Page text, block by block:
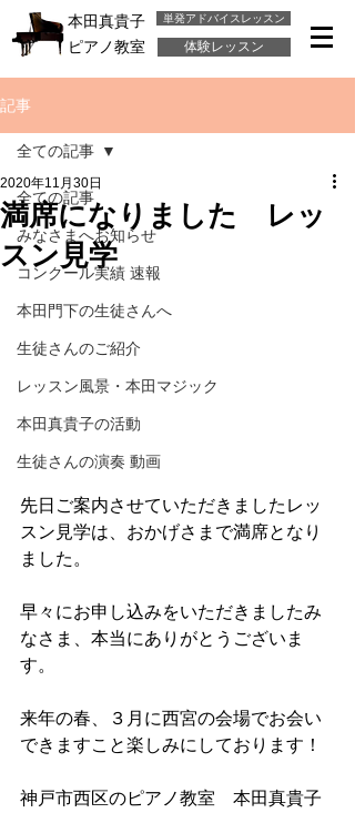
単発アドバイスレッスン
本田真貴子
ピアノ教室
体験レッスン
記事
全ての記事
みなさまへお知らせ
コンクール実績 速報
本田門下の生徒さんへ
生徒さんのご紹介
レッスン風景・本田マジック
本田真貴子の活動
生徒さんの演奏 動画
全ての記事
満席になりました レッ
スン見学
2020年11月30日
先日ご案内させていただきましたレッ
スン見学は、おかげさまで満席となり
ました。
早々にお申し込みをいただきましたみ
なさま、本当にありがとうございま
す。
来年の春、３月に西宮の会場でお会い
できますこと楽しみにしております！
神戸市西区のピアノ教室　本田真貴子